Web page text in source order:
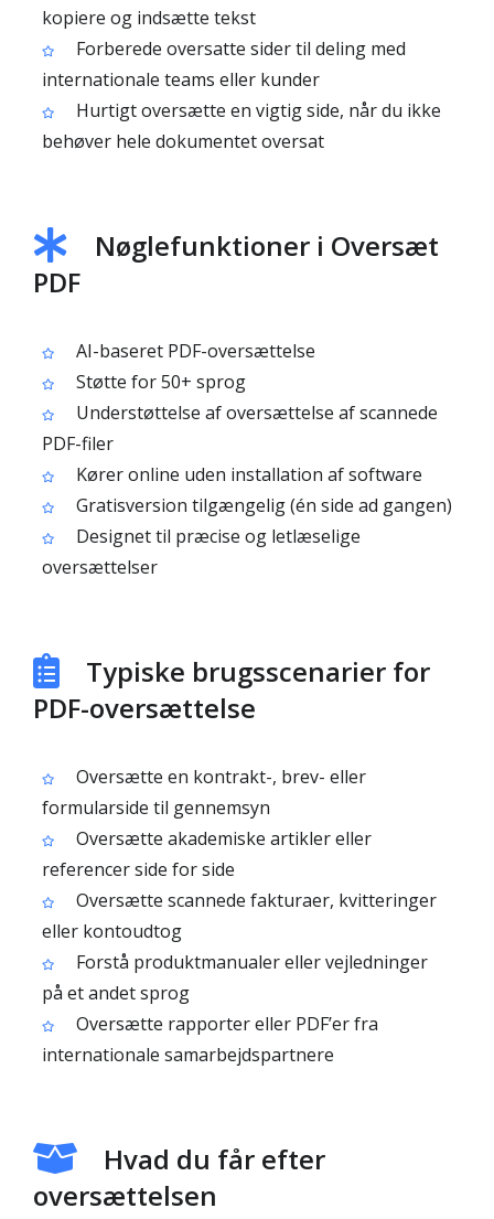
kopiere og indsætte tekst
Forberede oversatte sider til deling med
internationale teams eller kunder
Hurtigt oversætte en vigtig side, når du ikke
behøver hele dokumentet oversat
Nøglefunktioner i Oversæt
PDF
AI-baseret PDF-oversættelse
Støtte for 50+ sprog
Understøttelse af oversættelse af scannede
PDF-filer
Kører online uden installation af software
Gratisversion tilgængelig (én side ad gangen)
Designet til præcise og letlæselige
oversættelser
Typiske brugsscenarier for
PDF-oversættelse
Oversætte en kontrakt-, brev- eller
formularside til gennemsyn
Oversætte akademiske artikler eller
referencer side for side
Oversætte scannede fakturaer, kvitteringer
eller kontoudtog
Forstå produktmanualer eller vejledninger
på et andet sprog
Oversætte rapporter eller PDF’er fra
internationale samarbejdspartnere
Hvad du får efter
oversættelsen